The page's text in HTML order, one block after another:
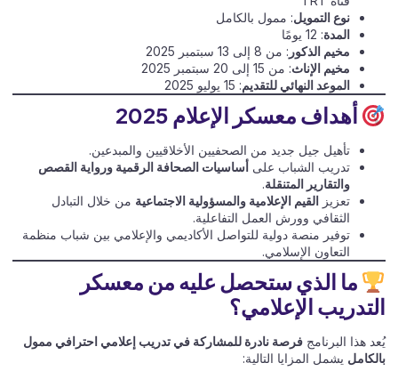
نوع التمويل: ممول بالكامل
المدة: 12 يومًا
مخيم الذكور : من 8 إلى 13 سبتمبر 2025
مخيم الإناث: من 15 إلى 20 سبتمبر 2025
الموعد النهائي للتقديم: 15 يوليو 2025
أهداف معسكر الإعلام 2025
تأهيل جيل جديد من الصحفيين الأخلاقيين والمبدعين.
تدريب الشباب على أساسيات الصحافة الرقمية ورواية القصص
والتقارير المتنقلة.
تعزيز القيم الإعلامية والمسؤولية الاجتماعية من خلال التبادل
الثقافي وورش العمل التفاعلية.
توفير منصة دولية للتواصل الأكاديمي والإعلامي بين شباب منظمة
التعاون الإسلامي.
ما الذي ستحصل عليه من معسكر
التدريب الإعلامي؟
يُعد هذا البرنامج فرصة نادرة للمشاركة في تدريب إعلامي احترافي ممول
بالكامل يشمل المزايا التالية: